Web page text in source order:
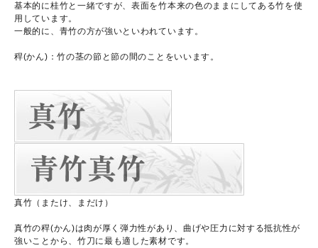
基本的に桂竹と一緒ですが、表面を竹本来の色のままにしてある竹を使
用しています。
一般的に、青竹の方が強いといわれています。
稈(かん)：竹の茎の節と節の間のことをいいます。
真竹（またけ、まだけ）
真竹の稈(かん)は肉が厚く弾力性があり、曲げや圧力に対する抵抗性が
強いことから、竹刀に最も適した素材です。